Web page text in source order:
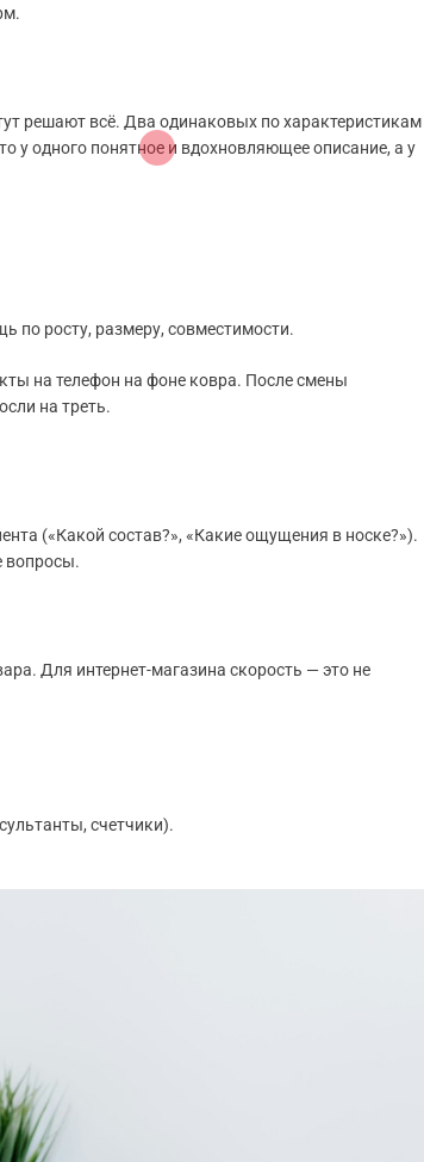
решают всё. Два одинаковых по характеристикам
у одного понятное и вдохновляющее описание, а у
по росту, размеру, совместимости.
на телефон на фоне ковра. После смены
на треть.
(«Какой состав?», «Какие ощущения в носке?»).
вопросы.
Для интернет-магазина скорость — это не
счетчики).